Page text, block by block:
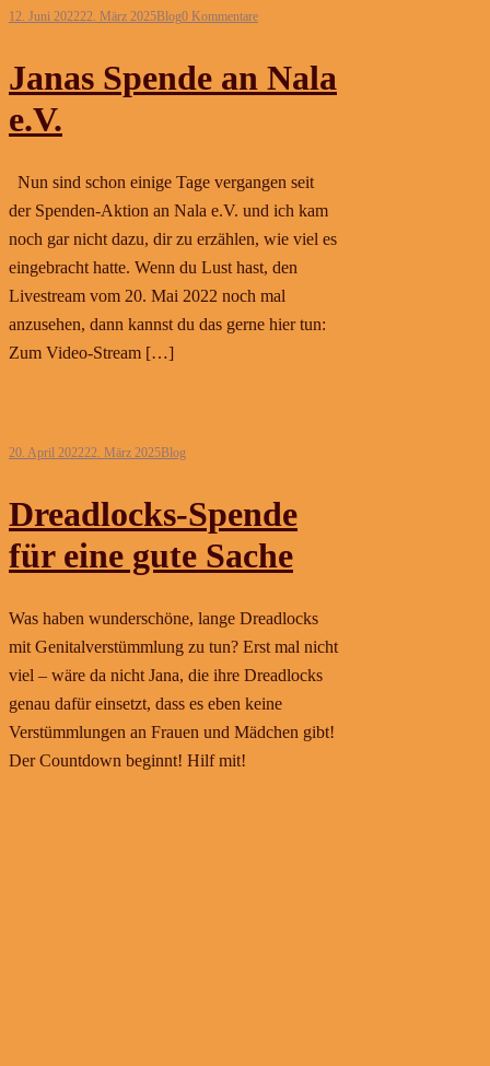
12. Juni 202222. März 2025Blog0 Kommentare
Janas Spende an Nala
e.V.
Nun sind schon einige Tage vergangen seit
der Spenden-Aktion an Nala e.V. und ich kam
noch gar nicht dazu, dir zu erzählen, wie viel es
eingebracht hatte. Wenn du Lust hast, den
Livestream vom 20. Mai 2022 noch mal
anzusehen, dann kannst du das gerne hier tun:
Zum Video-Stream […]
20. April 202222. März 2025Blog
Dreadlocks-Spende
für eine gute Sache
Was haben wunderschöne, lange Dreadlocks
mit Genitalverstümmlung zu tun? Erst mal nicht
viel – wäre da nicht Jana, die ihre Dreadlocks
genau dafür einsetzt, dass es eben keine
Verstümmlungen an Frauen und Mädchen gibt!
Der Countdown beginnt! Hilf mit!